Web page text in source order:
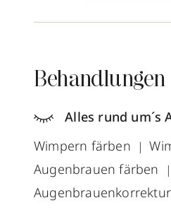
Behandlungen
Alles rund um´s
Wimpern färben
Augenbrauen färben
Augenbrauenkorrektur